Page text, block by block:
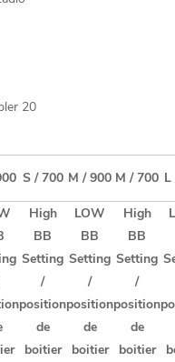
S / 700 M / 900 M / 700 L
High
BB
Setting
/
position
de
boitier
LOW
BB
Setting
/
position
de
boitier
High
BB
Setting
/
position
de
boitier